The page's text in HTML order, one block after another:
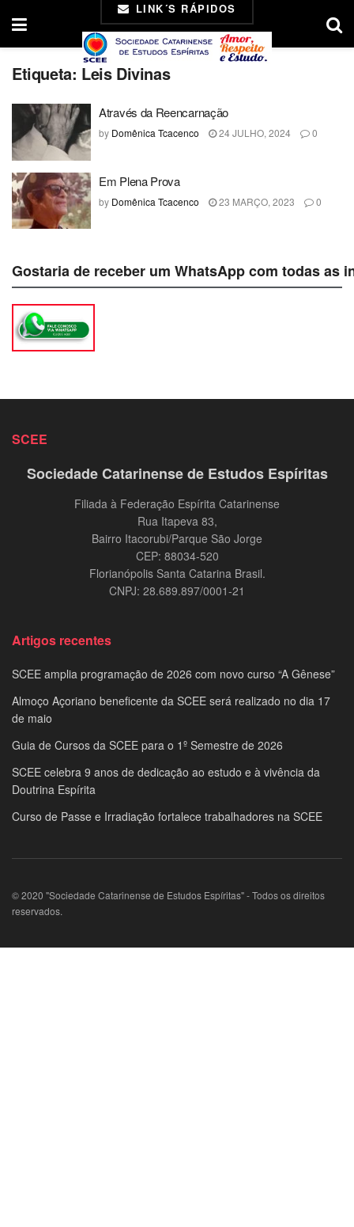
LINK´S RÁPIDOS
Etiqueta: Leis Divinas
Através da Reencarnação
by Domênica Tcacenco 24 JULHO, 2024 0
Em Plena Prova
by Domênica Tcacenco 23 MARÇO, 2023 0
Gostaria de receber um WhatsApp com todas
SCEE
Sociedade Catarinense de Estudos Espíritas
Filiada à Federação Espírita Catarinense
Rua Itapeva 83,
Bairro Itacorubi/Parque São Jorge
CEP: 88034-520
Florianópolis Santa Catarina Brasil.
CNPJ: 28.689.897/0001-21
Artigos recentes
SCEE amplia programação de 2026 com novo curso “A Gênese”
Almoço Açoriano beneficente da SCEE será realizado no dia 17
de maio
Guia de Cursos da SCEE para o 1º Semestre de 2026
SCEE celebra 9 anos de dedicação ao estudo e à vivência da
Doutrina Espírita
Curso de Passe e Irradiação fortalece trabalhadores na SCEE
© 2020 "Sociedade Catarinense de Estudos Espíritas" - Todos os direitos
reservados.